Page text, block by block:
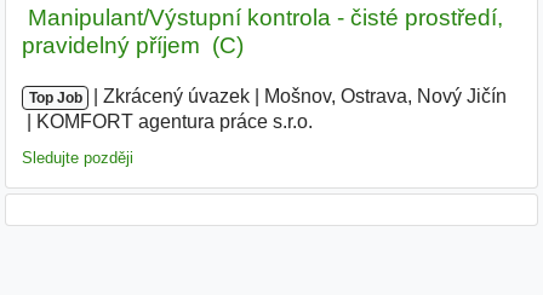
️ Manipulant/Výstupní kontrola - čisté prostředí,
pravidelný příjem ️ (C)
Top Job Zkrácený úvazek Mošnov, Ostrava, Nový Jičín
KOMFORT agentura práce s.r.o.
Sledujte později